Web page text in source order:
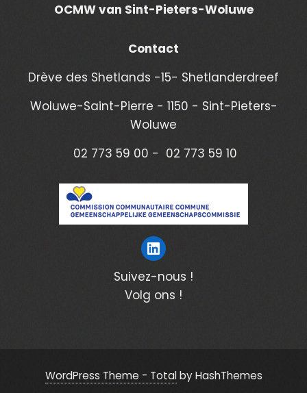
OCMW van Sint-Pieters-Woluwe
Contact
Drève des Shetlands -15- Shetlanderdreef
Woluwe-Saint-Pierre - 1150 - Sint-Pieters-
Woluwe
02 773 59 00 - 02 773 59 10
Suivez-nous !
Volg ons !
WordPress Theme - Totalby HashThemes